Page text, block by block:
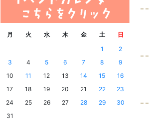
月 火 水 木 金 土
日
1
2
3
4 5 6 7 8
9
10
11 12 13 14 15
16
17
18 19 20 21 22
23
24
25 26 27 28 29
30
31